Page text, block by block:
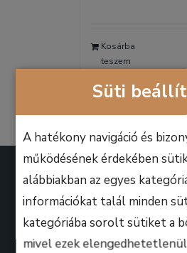
Süti
A hatékony navigáció és
működésének érdekében
alábbiakban az egyes
információkat talál minden
kategóriába sorolt sütiket a
mivel ezek
9.990 Ft.
Kosárba
teszem
A B.M. Music School magasan